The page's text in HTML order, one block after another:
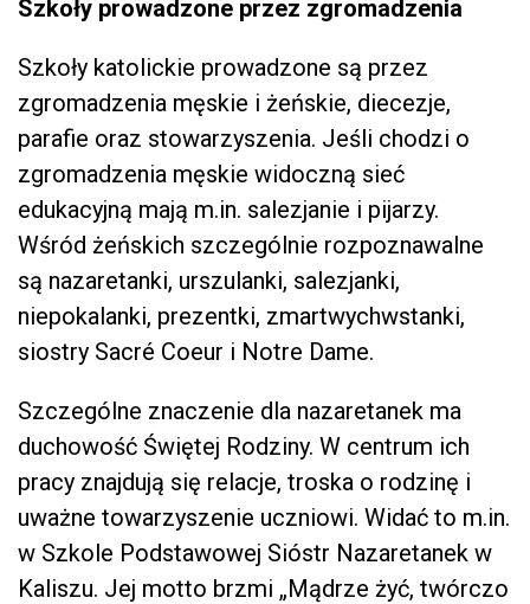
Szkoły prowadzone przez zgromadzenia
Szkoły katolickie prowadzone są przez
zgromadzenia męskie i żeńskie, diecezje,
parafie oraz stowarzyszenia. Jeśli chodzi o
zgromadzenia męskie widoczną sieć
edukacyjną mają m.in. salezjanie i pijarzy.
Wśród żeńskich szczególnie rozpoznawalne
są nazaretanki, urszulanki, salezjanki,
niepokalanki, prezentki, zmartwychwstanki,
siostry Sacré Coeur i Notre Dame.
Szczególne znaczenie dla nazaretanek ma
duchowość Świętej Rodziny. W centrum ich
pracy znajdują się relacje, troska o rodzinę i
uważne towarzyszenie uczniowi. Widać to m.in.
w Szkole Podstawowej Sióstr Nazaretanek w
Kaliszu. Jej motto brzmi „Mądrze żyć, twórczo